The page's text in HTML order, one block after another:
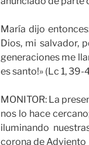
María dijo
Dios, mi salvador,
generaciones me
es santo!» (Lc 1, 39-
MONITOR: La
nos lo hace
iluminando
corona de Adviento